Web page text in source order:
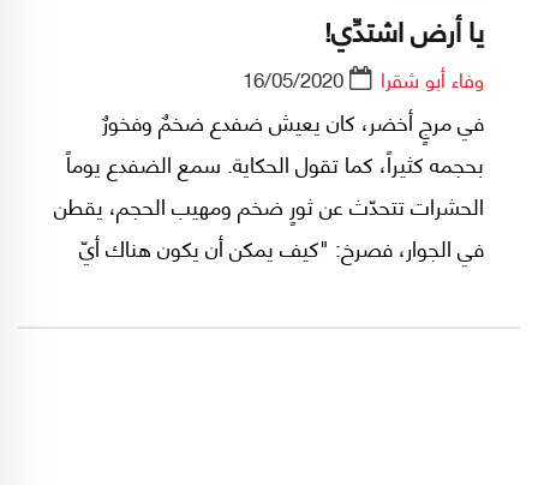
يا أرض اشتدِّي!
وفاء أبو شقرا 16/05/2020
في مرجٍ أخضر، كان يعيش ضفدع ضخمٌ وفخورٌ
بحجمه كثيراً، كما تقول الحكاية. سمع الضفدع يوماً
الحشرات تتحدّث عن ثورٍ ضخم ومهيب الحجم، يقطن
في الجوار، فصرخ: "كيف يمكن أن يكون هناك أيّ
الضفدع هذا الثور مرةً، فسأل اليرقات: "هل هذا هو